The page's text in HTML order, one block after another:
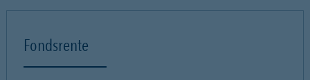
Fondsrente